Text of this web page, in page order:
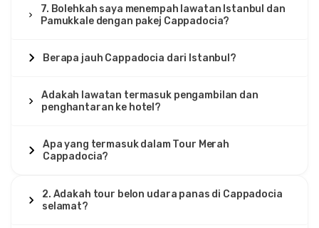
7. Bolehkah saya menempah lawatan Istanbul dan
Pamukkale dengan pakej Cappadocia?
Berapa jauh Cappadocia dari Istanbul?
Adakah lawatan termasuk pengambilan dan
penghantaran ke hotel?
Apa yang termasuk dalam Tour Merah
Cappadocia?
2. Adakah tour belon udara panas di Cappadocia
selamat?